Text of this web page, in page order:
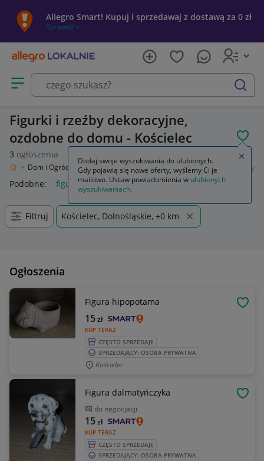
Allegro Smart! Kupuj i sprzedawaj z dostawą za 0 zł
Sprawdź »
Otwórz menu z kategoriami
szukaj
Figurki i rzeźby dekoracyjne,
ozdobne do domu - Kościelec
3 ogłoszenia
Dom i Ogród Wyposażenie Dekoracje i ozdoby Figurki i rzeźby
Podobne: figurki i rzeźby figurki i rzeźby do ogrodu
Filtruj Kościelec, Dolnośląskie, +0 km
Ogłoszenia
Figura hipopotama
KUP TERAZ
15zł
CZĘSTO SPRZEDAJE
SPRZEDAJĄCY: OSOBA PRYWATNA
Kościelec
Figura dalmatyńczyka
do negocjacji
KUP TERAZ
15zł
CZĘSTO SPRZEDAJE
SPRZEDAJĄCY: OSOBA PRYWATNA
Dodaj swoje wyszukiwania do ulubionych.
Gdy pojawią się nowe oferty, wyślemy Ci je
mailowo. Ustaw powiadomienia w ulubionych
wyszukiwaniach.